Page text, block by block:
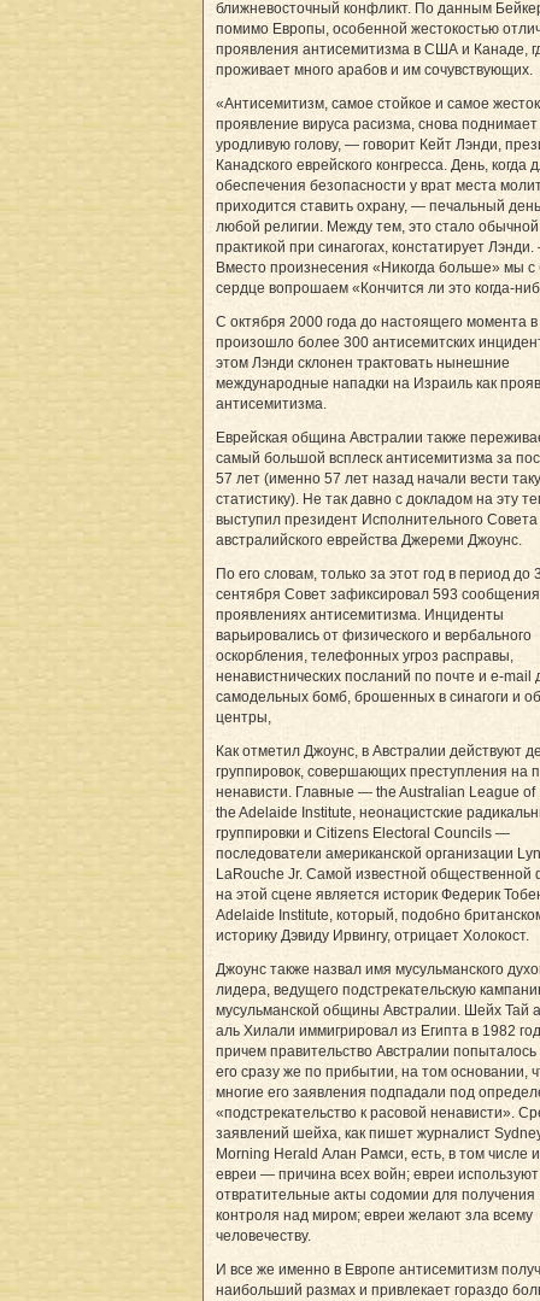
ближневосточный конфликт. По данным
помимо Европы, особенной жестокостью
проявления антисемитизма в США и Канаде,
проживает много арабов и им сочувствующих.
«Антисемитизм, самое стойкое и самое
проявление вируса расизма, снова
уродливую голову, — говорит Кейт Лэнди,
Канадского еврейского конгресса. День, когда
обеспечения безопасности у врат места
приходится ставить охрану, — печальный
любой религии. Между тем, это стало обычной
практикой при синагогах, констатирует
Вместо произнесения «Никогда больше» мы с
сердце вопрошаем «Кончится ли это когда-
С октября 2000 года до настоящего момента
произошло более 300 антисемитских
этом Лэнди склонен трактовать нынешние
международные нападки на Израиль как
антисемитизма.
Еврейская община Австралии также
самый большой всплеск антисемитизма за
57 лет (именно 57 лет назад начали вести
статистику). Не так давно с докладом на эту
выступил президент Исполнительного Совета
австралийского еврейства Джереми Джоунс.
По его словам, только за этот год в период до
сентября Совет зафиксировал 593
проявлениях антисемитизма. Инциденты
варьировались от физического и вербального
оскорбления, телефонных угроз расправы,
ненавистнических посланий по почте и e-mail
самодельных бомб, брошенных в синагоги и
центры,
Как отметил Джоунс, в Австралии действуют
группировок, совершающих преступления на
ненависти. Главные — the Australian League of
the Adelaide Institute, неонацистские
группировки и Citizens Electoral Councils —
последователи американской организации
LaRouche Jr. Самой известной общественной
на этой сцене является историк Федерик
Adelaide Institute, который, подобно
историку Дэвиду Ирвингу, отрицает Холокост.
Джоунс также назвал имя мусульманского
лидера, ведущего подстрекательскую
мусульманской общины Австралии. Шейх Тай
аль Хилали иммигрировал из Египта в 1982
причем правительство Австралии попыталось
его сразу же по прибытии, на том основании,
многие его заявления подпадали под
«подстрекательство к расовой ненависти».
заявлений шейха, как пишет журналист
Morning Herald Алан Рамси, есть, в том числе
евреи — причина всех войн; евреи используют
отвратительные акты содомии для получения
контроля над миром; евреи желают зла всему
человечеству.
И все же именно в Европе антисемитизм
наибольший размах и привлекает гораздо